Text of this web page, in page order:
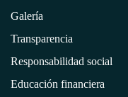
Galería
Transparencia
Responsabilidad social
Educación financiera